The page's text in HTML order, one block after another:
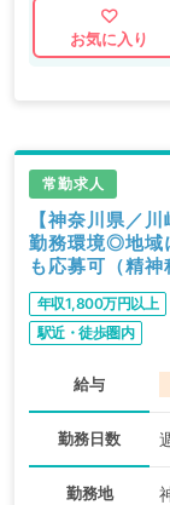
マイナビ
関求人はもち
ます。
求人内容の詳細
お気に入り
常勤求人
【神奈川県／
勤務環境◎地域
も応募可（精神
年収1,800万円以上
駅近・徒歩圏内
給与
勤務日数
勤務地